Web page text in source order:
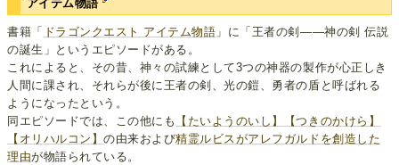
アイテム物語
書籍「 ドラゴンクエスト アイテム物語 」に「王者の剣――神の剣 伝説
の誕生」というエピソードがある。
これによると、その昔、神々の試練として3つの神器の製作が心正しき
人間に課され、それらが後に王者の剣、光の鎧、勇者の盾と呼ばれる
ようになったという。
同エピソードでは、この他にも
【たいようのいし】
【つきのかけら】
【オリハルコン】の由来および精霊ルビスがアレフガルドを創造した
理由が物語られている。